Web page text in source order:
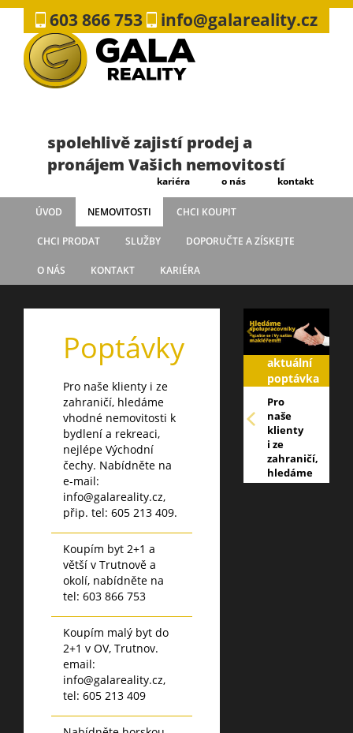
603 866 753 info@galareality.cz
spolehlivě zajistí prodej a
pronájem Vašich nemovitostí
kariéra o nás kontakt
ÚVOD NEMOVITOSTI CHCI KOUPIT
CHCI PRODAT SLUŽBY DOPORUČTE A ZÍSKEJTE
O NÁS KONTAKT KARIÉRA
Poptávky
Pro naše klienty i ze
zahraničí, hledáme
vhodné nemovitosti k
bydlení a rekreaci,
nejlépe Východní
čechy. Nabídněte na
e-mail:
info@galareality.cz,
přip. tel: 605 213 409.
Koupím byt 2+1 a
větší v Trutnově a
okolí, nabídněte na
tel: 603 866 753
Koupím malý byt do
2+1 v OV, Trutnov.
email:
info@galareality.cz,
tel: 605 213 409
aktuální
poptávka
Pro
naše
klienty
i ze
zahraničí,
hledáme
vhodné